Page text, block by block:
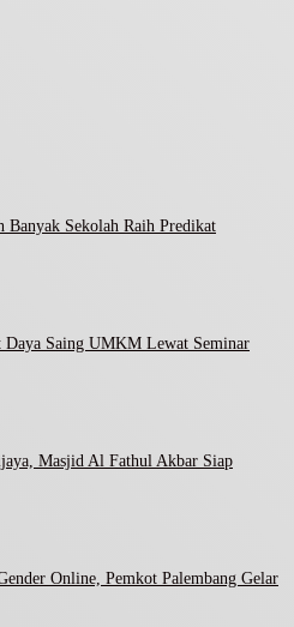
Banyak Sekolah Raih Predikat
Daya Saing UMKM Lewat Seminar
Masjid Al Fathul Akbar Siap
Online, Pemkot Palembang Gelar